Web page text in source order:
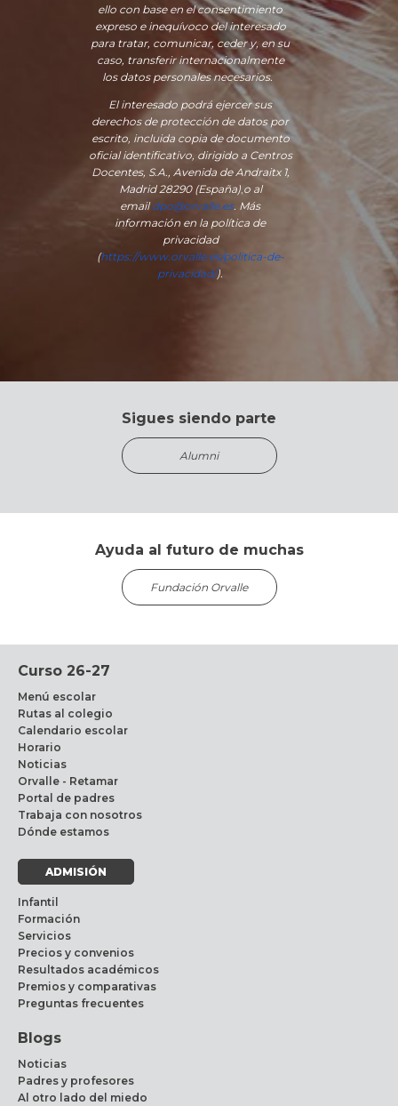
ello con base en el consentimiento
expreso e inequívoco del interesado
para tratar, comunicar, ceder y, en su
caso, transferir internacionalmente
los datos personales necesarios.
El interesado podrá ejercer sus
derechos de protección de datos por
escrito, incluida copia de documento
oficial identificativo, dirigido a Centros
Docentes, S.A., Avenida de Andraitx 1,
Madrid 28290 (España), o al
emaildpo@orvalle.es. Más
información en la política de
privacidad
(https://www.orvalle.es/politica-de-
privacidad/).
Sigues siendo parte
Alumni
Ayuda al futuro de muchas
Fundación Orvalle
Curso 26-27
Menú escolar
Rutas al colegio
Calendario escolar
Horario
Noticias
Orvalle - Retamar
Portal de padres
Trabaja con nosotros
Dónde estamos
ADMISIÓN
Infantil
Formación
Servicios
Precios y convenios
Resultados académicos
Premios y comparativas
Preguntas frecuentes
Blogs
Noticias
Padres y profesores
Al otro lado del miedo